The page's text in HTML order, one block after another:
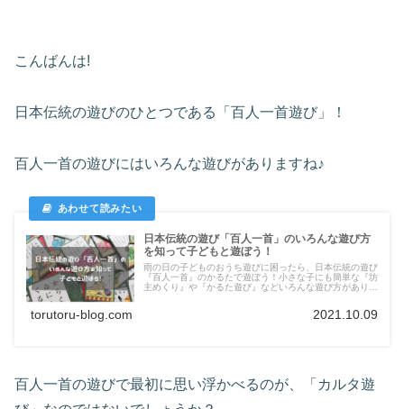
こんばんは!
日本伝統の遊びのひとつである「百人一首遊び」！
百人一首の遊びにはいろんな遊びがありますね♪
日本伝統の遊び「百人一首」のいろんな遊び方
を知って子どもと遊ぼう！
雨の日の子どものおうち遊びに困ったら、日本伝統の遊び
『百人一首』のかるたで遊ぼう！小さな子にも簡単な『坊
主めくり』や『かるた遊び』などいろんな遊び方があり、
torutoru-blog.com 2021.10.09
百人一首の遊びで最初に思い浮かべるのが、「カルタ遊